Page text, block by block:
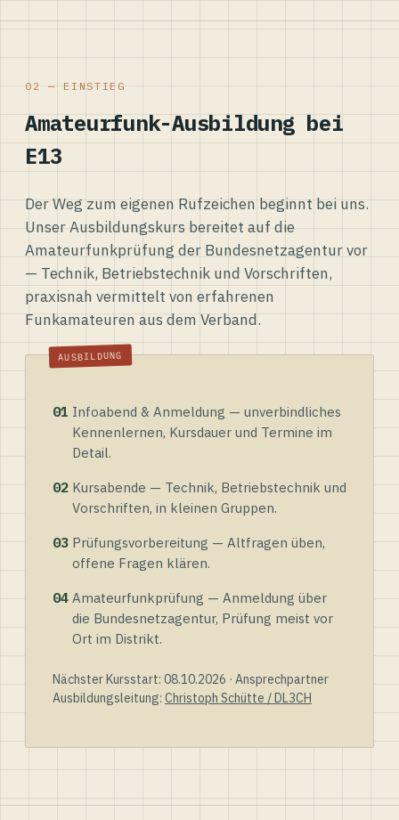
02 — EINSTIEG
Amateurfunk-Ausbildung bei
E13
Der Weg zum eigenen Rufzeichen beginnt bei uns.
Unser Ausbildungskurs bereitet auf die
Amateurfunkprüfung der Bundesnetzagentur vor
— Technik, Betriebstechnik und Vorschriften,
praxisnah vermittelt von erfahrenen
Funkamateuren aus dem Verband.
01 Infoabend & Anmeldung — unverbindliches
Kennenlernen, Kursdauer und Termine im
Detail.
02 Kursabende — Technik, Betriebstechnik und
Vorschriften, in kleinen Gruppen.
03 Prüfungsvorbereitung — Altfragen üben,
offene Fragen klären.
04 Amateurfunkprüfung — Anmeldung über
die Bundesnetzagentur, Prüfung meist vor
Ort im Distrikt.
Nächster Kursstart: 08.10.2026 · Ansprechpartner
Ausbildungsleitung: Christoph Schütte / DL3CH